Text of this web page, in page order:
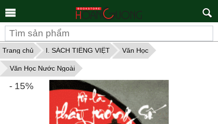
Trang chủ I. SÁCH TIẾNG VIỆT Văn Học
Văn Học Nước Ngoài
- 15%